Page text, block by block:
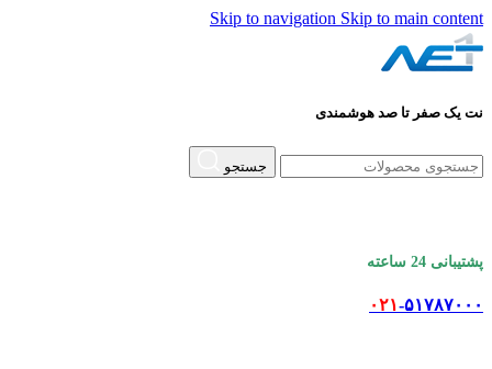
Skip to navigation Skip to main content
نت یک صفر تا صد هوشمندی
جستجو
پشتیبانی 24 ساعته
۰۲۱-۵۱۷۸۷۰۰۰